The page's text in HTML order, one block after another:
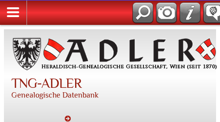
TNG-ADLER
Genealogische Datenbank